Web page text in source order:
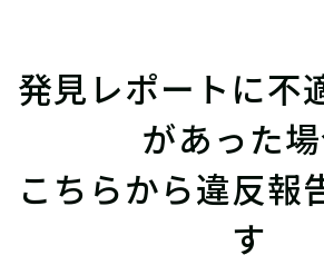
発見レポートに不
があった
こちらから違反報
す